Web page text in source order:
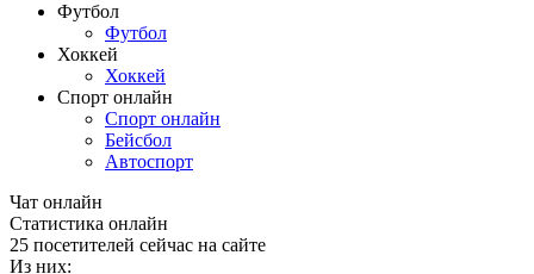
Футбол
Футбол
Хоккей
Хоккей
Спорт онлайн
Спорт онлайн
Бейсбол
Автоспорт
Чат онлайн
Cтатистика онлайн
25 посетителей сейчас на сайте
Из них: